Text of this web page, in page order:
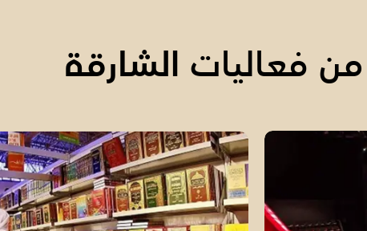
فعاليات الشارقة